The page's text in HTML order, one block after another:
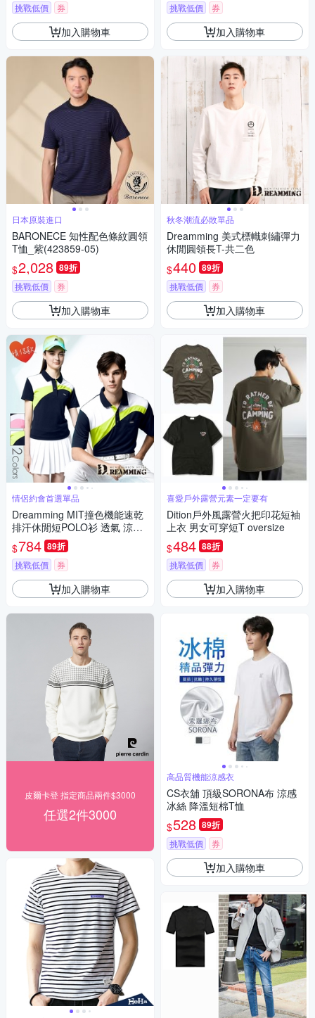
挑戰低價 券
加入購物車
日本原裝進口
BARONECE 知性配色條紋圓領
T恤_紫(423859-05)
$2,028 89折
挑戰低價 券
加入購物車
情侶約會首選單品
Dreamming MIT撞色機能速乾
排汗休閒短POLO衫 透氣 涼感-
共二色
$784 89折
挑戰低價 券
加入購物車
皮爾卡登 指定商品兩件$3000
任選2件3000
挑戰低價 券
加入購物車
秋冬潮流必敗單品
Dreamming 美式標幟刺繡彈力
休閒圓領長T-共二色
$440 89折
挑戰低價 券
加入購物車
喜愛戶外露營元素一定要有
Dition戶外風露營火把印花短袖
上衣 男女可穿短T oversize
$484 88折
挑戰低價 券
加入購物車
高品質機能涼感衣
CS衣舖 頂級SORONA布 涼感
冰絲 降溫短棉T恤
$528 89折
挑戰低價 券
加入購物車